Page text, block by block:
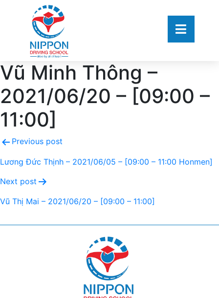
Vũ Minh Thông –
2021/06/20 – [09:00 –
11:00]
Previous post
Lương Đức Thịnh – 2021/06/05 – [09:00 – 11:00 Honmen]
Next post
Vũ Thị Mai – 2021/06/20 – [09:00 – 11:00]